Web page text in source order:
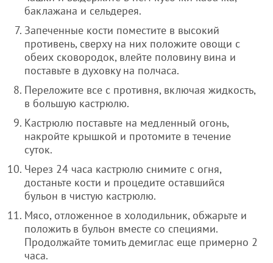
баклажана и сельдерея.
Запеченные кости поместите в высокий
противень, сверху на них положите овощи с
обеих сковородок, влейте половину вина и
поставьте в духовку на полчаса.
Переложите все с противня, включая жидкость,
в большую кастрюлю.
Кастрюлю поставьте на медленный огонь,
накройте крышкой и протомите в течение
суток.
Через 24 часа кастрюлю снимите с огня,
достаньте кости и процедите оставшийся
бульон в чистую кастрюлю.
Мясо, отложенное в холодильник, обжарьте и
положить в бульон вместе со специями.
Продолжайте томить демиглас еще примерно 2
часа.